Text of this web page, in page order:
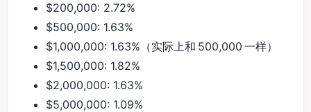
$200,000: 2.72%
$500,000: 1.63%
$1,000,000: 1.63%（实际上和 500,000 一样）
$1,500,000: 1.82%
$2,000,000: 1.63%
$5,000,000: 1.09%